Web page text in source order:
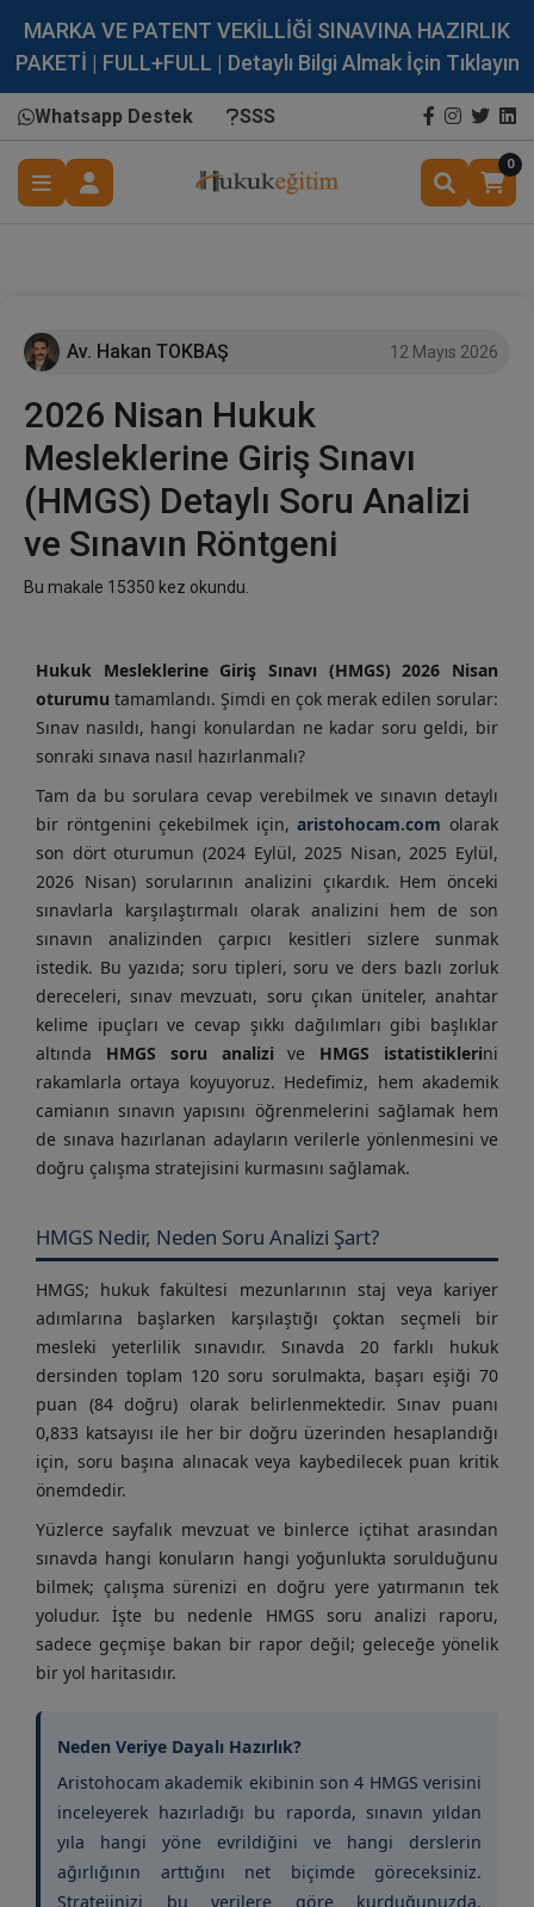
MARKA VE PATENT VEKİLLİĞİ SINAVINA HAZIRLIK
PAKETİ | FULL+FULL | Detaylı Bilgi Almak İçin Tıklayın
Whatsapp Destek SSS
0
Av. Hakan TOKBAŞ 12 Mayıs 2026
2026 Nisan Hukuk
Mesleklerine Giriş Sınavı
(HMGS) Detaylı Soru Analizi
ve Sınavın Röntgeni
Bu makale 15350 kez okundu.
Hukuk Mesleklerine Giriş Sınavı (HMGS) 2026 Nisan
oturumu tamamlandı. Şimdi en çok merak edilen sorular:
Sınav nasıldı, hangi konulardan ne kadar soru geldi, bir
sonraki sınava nasıl hazırlanmalı?
Tam da bu sorulara cevap verebilmek ve sınavın detaylı
bir röntgenini çekebilmek için,aristohocam.com olarak
son dört oturumun (2024 Eylül, 2025 Nisan, 2025 Eylül,
2026 Nisan) sorularının analizini çıkardık. Hem önceki
sınavlarla karşılaştırmalı olarak analizini hem de son
sınavın analizinden çarpıcı kesitleri sizlere sunmak
istedik. Bu yazıda; soru tipleri, soru ve ders bazlı zorluk
dereceleri, sınav mevzuatı, soru çıkan üniteler, anahtar
kelime ipuçları ve cevap şıkkı dağılımları gibi başlıklar
altında HMGS soru analizi ve HMGS istatistiklerini
rakamlarla ortaya koyuyoruz. Hedefimiz, hem akademik
camianın sınavın yapısını öğrenmelerini sağlamak hem
de sınava hazırlanan adayların verilerle yönlenmesini ve
doğru çalışma stratejisini kurmasını sağlamak.
HMGS Nedir, Neden Soru Analizi Şart?
HMGS; hukuk fakültesi mezunlarının staj veya kariyer
adımlarına başlarken karşılaştığı çoktan seçmeli bir
mesleki yeterlilik sınavıdır. Sınavda 20 farklı hukuk
dersinden toplam 120 soru sorulmakta, başarı eşiği 70
puan (84 doğru) olarak belirlenmektedir. Sınav puanı
0,833 katsayısı ile her bir doğru üzerinden hesaplandığı
için, soru başına alınacak veya kaybedilecek puan kritik
önemdedir.
Yüzlerce sayfalık mevzuat ve binlerce içtihat arasından
sınavda hangi konuların hangi yoğunlukta sorulduğunu
bilmek; çalışma sürenizi en doğru yere yatırmanın tek
yoludur. İşte bu nedenle HMGS soru analizi raporu,
sadece geçmişe bakan bir rapor değil; geleceğe yönelik
bir yol haritasıdır.
Neden Veriye Dayalı Hazırlık?
Aristohocam akademik ekibinin son 4 HMGS verisini
inceleyerek hazırladığı bu raporda, sınavın yıldan
yıla hangi yöne evrildiğini ve hangi derslerin
ağırlığının arttığını net biçimde göreceksiniz.
Stratejinizi bu verilere göre kurduğunuzda,